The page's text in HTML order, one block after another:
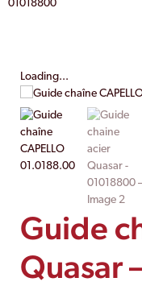
01018800
Loading...
Guide
Quasar